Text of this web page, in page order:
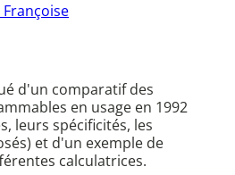
d'un comparatif des
en usage en 1992
leurs spécificités, les
et d'un exemple de
calculatrices.